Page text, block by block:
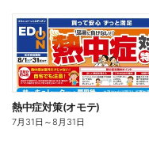
熱中症対策(オモテ)
7月31日 ～8月31日